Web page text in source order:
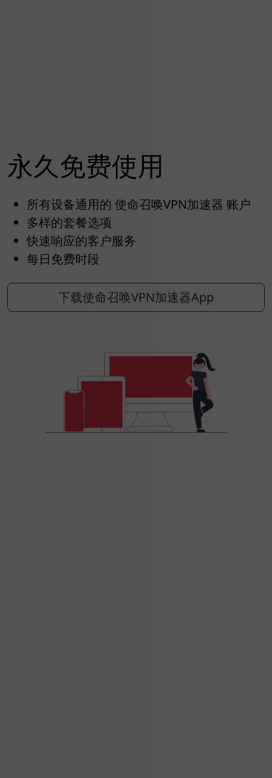
永久免费使用
所有设备通用的 使命召唤VPN加速器 账户
多样的套餐选项
快速响应的客户服务
每日免费时段
下载使命召唤VPN加速器App